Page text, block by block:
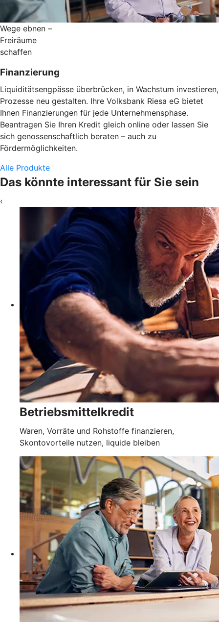
Wege ebnen –
Freiräume
schaffen
Finanzierung
Liquiditätsengpässe überbrücken, in Wachstum investieren,
Prozesse neu gestalten. Ihre Volksbank Riesa eG bietet
Ihnen Finanzierungen für jede Unternehmensphase.
Beantragen Sie Ihren Kredit gleich online oder lassen Sie
sich genossenschaftlich beraten – auch zu
Fördermöglichkeiten.
Alle Produkte
Das könnte interessant für Sie sein
‹
Betriebsmittelkredit
Waren, Vorräte und Rohstoffe finanzieren,
Skontovorteile nutzen, liquide bleiben